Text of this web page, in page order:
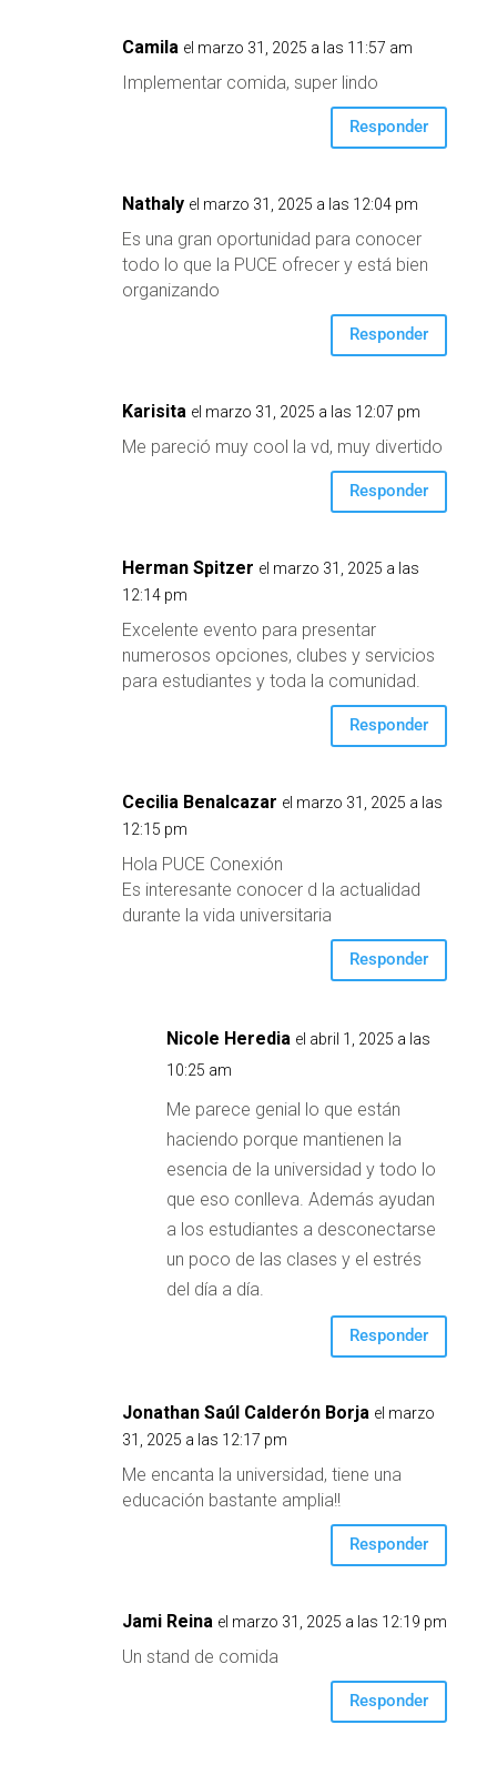
Camila el marzo 31, 2025 a las 11:57 am
Implementar comida, super lindo
Responder
Nathaly el marzo 31, 2025 a las 12:04 pm
Es una gran oportunidad para conocer
todo lo que la PUCE ofrecer y está bien
organizando
Responder
Karisita el marzo 31, 2025 a las 12:07 pm
Me pareció muy cool la vd, muy divertido
Responder
Herman Spitzer el marzo 31, 2025 a las
12:14 pm
Excelente evento para presentar
numerosos opciones, clubes y servicios
para estudiantes y toda la comunidad.
Responder
Cecilia Benalcazar el marzo 31, 2025 a las
12:15 pm
Hola PUCE Conexión
Es interesante conocer d la actualidad
durante la vida universitaria
Responder
Nicole Heredia el abril 1, 2025 a las
10:25 am
Me parece genial lo que están
haciendo porque mantienen la
esencia de la universidad y todo lo
que eso conlleva. Además ayudan
a los estudiantes a desconectarse
un poco de las clases y el estrés
del día a día.
Responder
Jonathan Saúl Calderón Borja el marzo
31, 2025 a las 12:17 pm
Me encanta la universidad, tiene una
educación bastante amplia!!
Responder
Jami Reina el marzo 31, 2025 a las 12:19 pm
Un stand de comida
Responder